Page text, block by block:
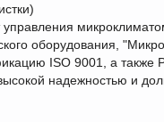
оборудования,
ISO 9001, а также
надежностью и